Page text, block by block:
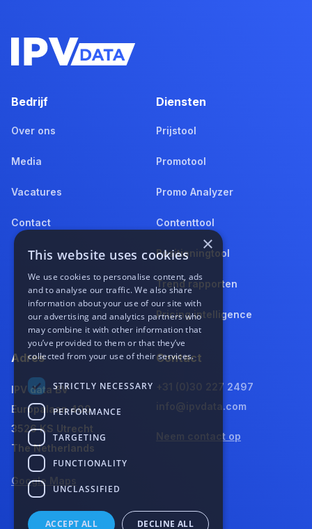
Bedrijf
Over ons
Media
Vacatures
Contact
Diensten
Prijstool
Promotool
Promo Analyzer
Contenttool
Positioningtool
Trend rapporten
Pricing intelligence
Adres
IPV data BV
Europalaan 400
3526 KS Utrecht
The Netherlands
Google Maps
Contact
+31 (0)30 227 2497
info@ipvdata.com
Neem contact op
×
This website uses cookies
We use cookies to personalise content, ads
and to analyse our traffic. We also share
information about your use of our site with
our advertising and analytics partners who
may combine it with other information that
you’ve provided to them or that they’ve
collected from your use of their services.
STRICTLY NECESSARY
PERFORMANCE
TARGETING
FUNCTIONALITY
UNCLASSIFIED
ACCEPT ALL DECLINE ALL